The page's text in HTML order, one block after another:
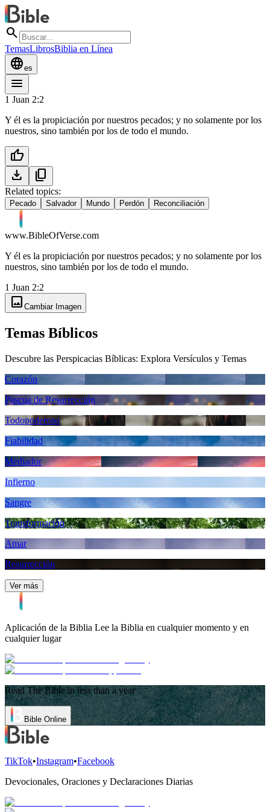
search
TemasLibrosBiblia en Línea
languagees
menu
1 Juan 2:2
Y él es la propiciación por nuestros pecados; y no solamente por los
nuestros, sino también por los de todo el mundo.
thumb_up
download
content_copy
Related topics:
Pecado Salvador Mundo Perdón Reconciliación
www.BibleOfVerse.com
Y él es la propiciación por nuestros pecados; y no solamente por los
nuestros, sino también por los de todo el mundo.
1 Juan 2:2
image Cambiar Imagen
Temas Bíblicos
Descubre las Perspicacias Bíblicas: Explora Versículos y Temas
Corazón
Pascua de Resurrección
Todopoderoso
Fiabilidad
Mediador
Infierno
Sangre
Transformación
Amar
Resurrección
Ver más
Aplicación de la Biblia Lee la Biblia en cualquier momento y en
cualquier lugar
Read The Bible in less than a year
Bible Online
TikTok•Instagram•Facebook
Devocionales, Oraciones y Declaraciones Diarias